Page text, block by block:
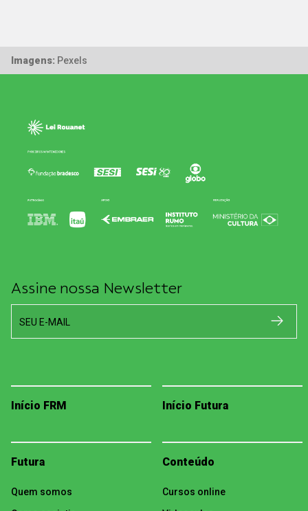
Imagens: Pexels
Assine nossa Newsletter
SEU E-MAIL
Início FRM Início Futura
Futura
Quem somos
Conteúdo
Cursos online